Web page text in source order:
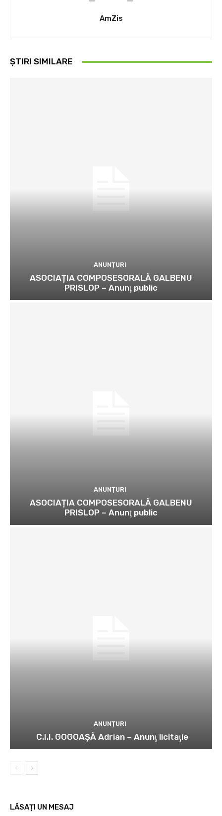
AmZis
ȘTIRI SIMILARE
ANUNȚURI
ASOCIAȚIA COMPOSESORALĂ GALBENU
PRISLOP – Anunţ public
ANUNȚURI
ASOCIAȚIA COMPOSESORALĂ GALBENU
PRISLOP – Anunţ public
ANUNȚURI
C.I.I. GOGOAŞĂ Adrian – Anunţ licitaţie
LĂSAȚI UN MESAJ